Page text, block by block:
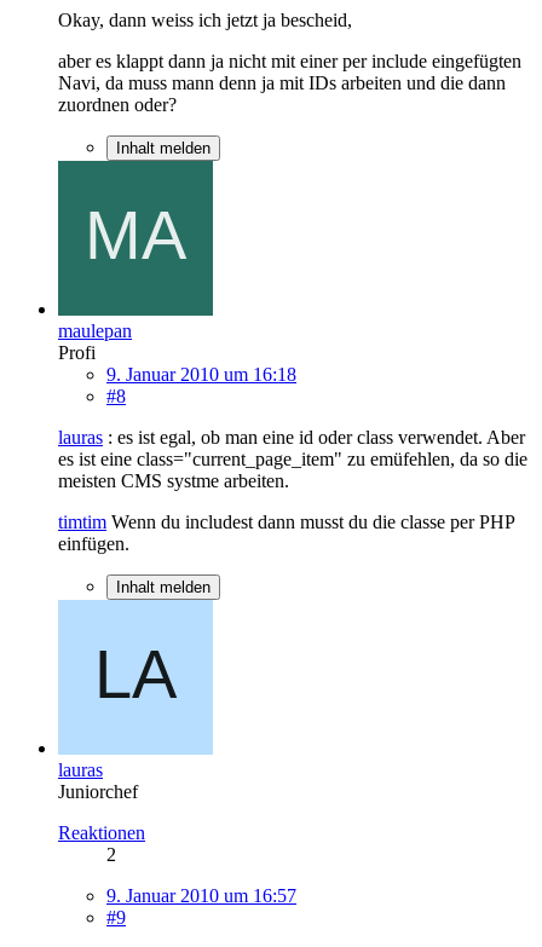
Okay, dann weiss ich jetzt ja bescheid,
aber es klappt dann ja nicht mit einer per include eingefügten
Navi, da muss mann denn ja mit IDs arbeiten und die dann
zuordnen oder?
Inhalt melden
maulepan
Profi
9. Januar 2010 um 16:18
#8
lauras : es ist egal, ob man eine id oder class verwendet. Aber
es ist eine class="current_page_item" zu emüfehlen, da so die
meisten CMS systme arbeiten.
timtim Wenn du includest dann musst du die classe per PHP
einfügen.
Inhalt melden
lauras
Juniorchef
Reaktionen
2
9. Januar 2010 um 16:57
#9